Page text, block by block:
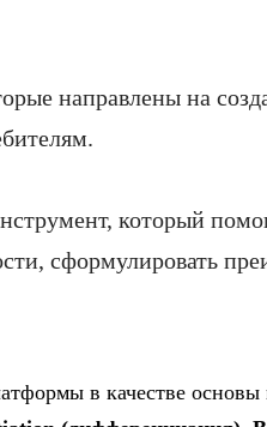
направлены на
который
сформулировать
в качестве